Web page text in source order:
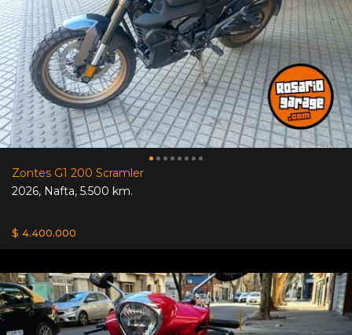
Zontes G1 200 Scramler
2026, Nafta, 5.500 km.
$ 4.400.000